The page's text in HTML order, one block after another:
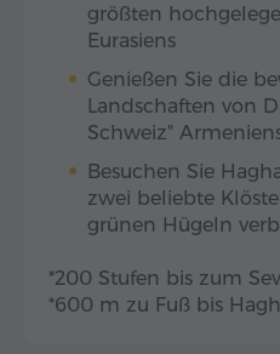
größten
Eurasiens
Genießen Sie die
Landschaften von
Schweiz"
Besuchen Sie
zwei beliebte
grünen Hügeln
*200 Stufen bis zum
*600 m zu Fuß bis